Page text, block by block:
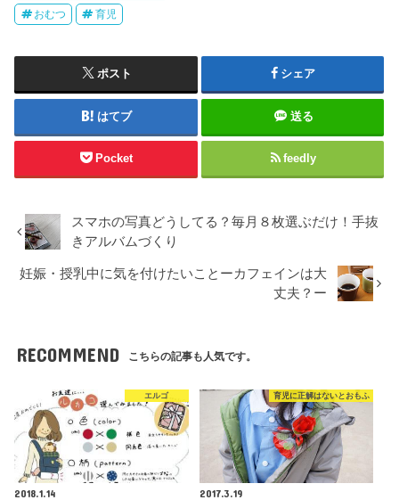
おむつ 育児
ポスト シェア
はてブ 送る
Pocket feedly
スマホの写真どうしてる？毎月８枚選ぶだけ！手抜
きアルバムづくり
妊娠・授乳中に気を付けたいことーカフェインは大
丈夫？ー
RECOMMEND こちらの記事も人気です。
エルゴ
2018.1.14
育児に正解はないとおもふ
2017.3.19